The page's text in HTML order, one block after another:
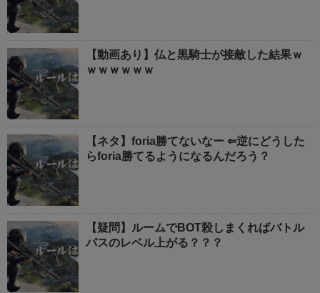
【動画あり】仏と黒騎士が接敵した結果ｗ
ｗｗｗｗｗｗ
【ネタ】foria勝てないなー ⇐逆にどうした
らforia勝てるようになるんだろう？
【疑問】ルームでBOT殺しまくればバトル
パスのレベル上がる？？？